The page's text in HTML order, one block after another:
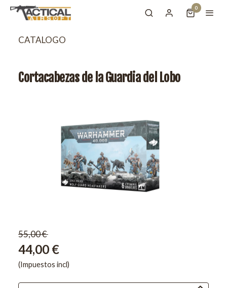
0
CATALOGO
Cortacabezas de la Guardia del Lobo
55,00 €
44,00 €
(Impuestos incl)